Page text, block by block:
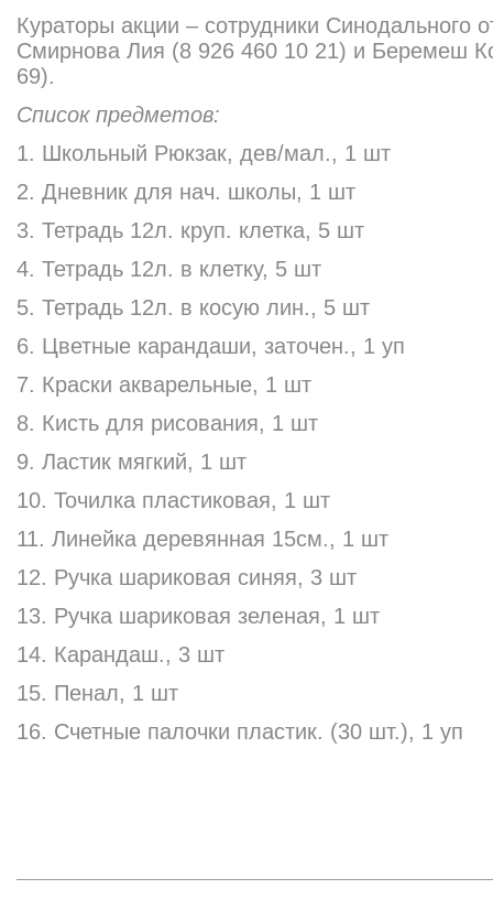
Кураторы акции – сотрудники Синодального
Смирнова Лия (8 926 460 10 21) и Беремеш
69).
Список предметов:
1. Школьный Рюкзак, дев/мал., 1 шт
2. Дневник для нач. школы, 1 шт
3. Тетрадь 12л. круп. клетка, 5 шт
4. Тетрадь 12л. в клетку, 5 шт
5. Тетрадь 12л. в косую лин., 5 шт
6. Цветные карандаши, заточен., 1 уп
7. Краски акварельные, 1 шт
8. Кисть для рисования, 1 шт
9. Ластик мягкий, 1 шт
10. Точилка пластиковая, 1 шт
11. Линейка деревянная 15см., 1 шт
12. Ручка шариковая синяя, 3 шт
13. Ручка шариковая зеленая, 1 шт
14. Карандаш., 3 шт
15. Пенал, 1 шт
16. Счетные палочки пластик. (30 шт.), 1 уп